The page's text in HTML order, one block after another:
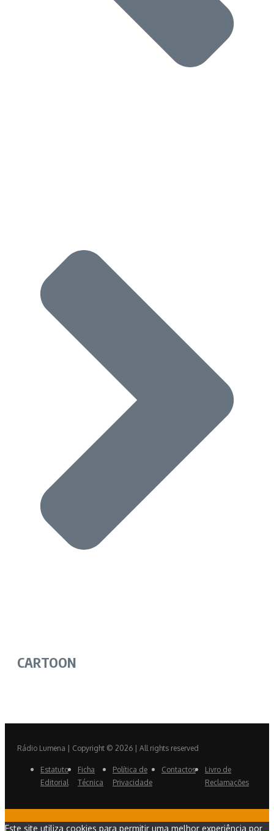
CARTOON
Rádio Lumena | Copyright © 2026 | All rights reserved
Estatuto
Editorial
Ficha
Técnica
Política de
Privacidade
Contactos
Livro de
Reclamações
Este site utiliza cookies para permitir uma melhor experiência por